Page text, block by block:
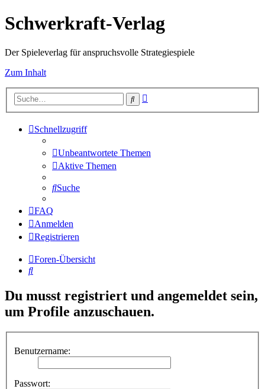
Schwerkraft-Verlag
Der Spieleverlag für anspruchsvolle Strategiespiele
Zum Inhalt
Suche
Schnellzugriff
Unbeantwortete Themen
Aktive Themen
Suche
FAQ
Anmelden
Registrieren
Foren-Übersicht
Suche
Du musst registriert und angemeldet sein,
um Profile anzuschauen.
Benutzername:
Passwort: